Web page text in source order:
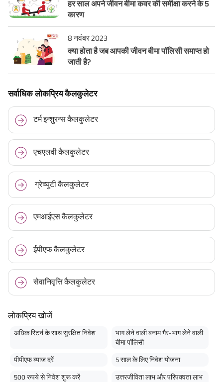
हर साल अपने जीवन बीमा कवर की समीक्षा करने के 5
कारण
8 नवंबर 2023
क्या होता है जब आपकी जीवन बीमा पॉलिसी समाप्त हो
जाती है?
सर्वाधिक लोकप्रिय कैलकुलेटर
टर्म इन्शुरन्स कैलकुलेटर
एचएलवी कैलकुलेटर
ग्रेच्युटी कैलकुलेटर
एमआईएस कैलकुलेटर
ईपीएफ कैलकुलेटर
सेवानिवृत्ति कैलकुलेटर
लोकप्रिय खोजें
अधिक रिटर्न के साथ सुरक्षित निवेश
भाग लेने वाली बनाम गैर-भाग लेने वाली
बीमा पॉलिसी
पीपीएफ ब्याज दरें 5 साल के लिए निवेश योजना
500 रुपये से निवेश शुरू करें
उत्तरजीविता लाभ और परिपक्वता लाभ